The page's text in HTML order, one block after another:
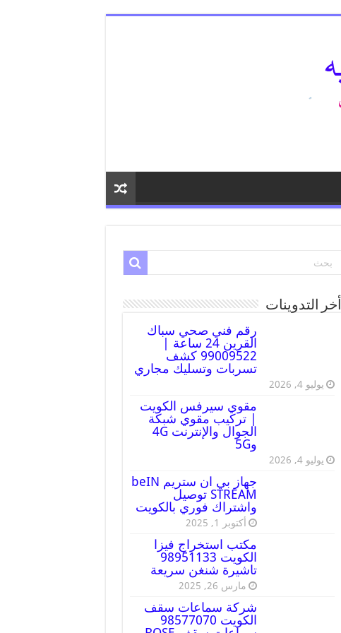
أخر التدوينات
رقم فني صحي سباك
القرين 24 ساعة |
99009522 كشف
تسربات وتسليك مجاري
يوليو 4, 2026
مقوي سيرفس الكويت
| تركيب مقوي شبكة
الجوال والإنترنت 4G
و5G
يوليو 4, 2026
جهاز بي ان ستريم beIN
STREAM توصيل
واشتراك فوري بالكويت
أكتوبر 1, 2025
مكتب استخراج فيزا
الكويت 98951133
تاشيرة شنغن سريعة
مارس 26, 2025
شركة سماعات سقف
الكويت 98577070